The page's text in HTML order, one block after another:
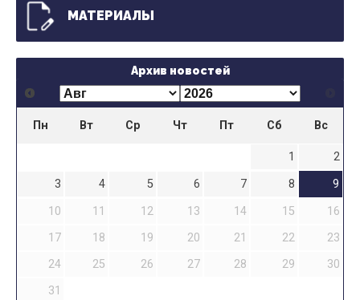
МАТЕРИАЛЫ
Архив новостей
Пн Вт Ср Чт Пт Сб Вс
1
2
3
4 5 6 7 8
9
10
11 12 13 14 15
16
17
18 19 20 21 22
23
24
25 26 27 28 29
30
31